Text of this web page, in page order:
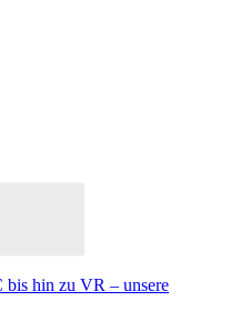
bis hin zu VR – unsere